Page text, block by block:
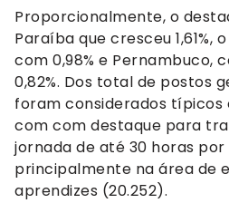
Proporcionalmente, o
Paraíba que cresceu 1,61%,
com 0,98% e Pernambuco,
0,82%. Dos total de postos
foram considerados típicos
com com destaque para
jornada de até 30 horas
principalmente na área de
aprendizes (20.252).